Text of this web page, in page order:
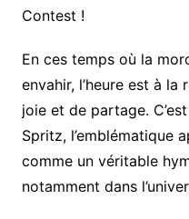
Contest !
En ces temps où la
envahir, l’heure est à
joie et de partage.
Spritz, l’emblématique
comme un véritable
notamment dans